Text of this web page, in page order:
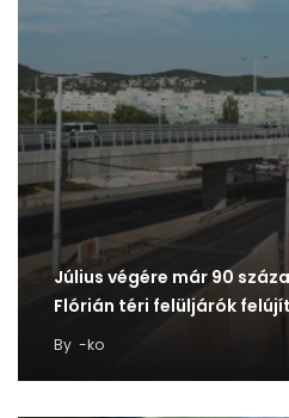
Július végére már 90
Flórián téri felüljárók
By -ko